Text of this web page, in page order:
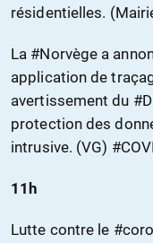
résidentielles.
La #Norvège a
application de
avertissement du
protection des
intrusive. (VG)
11h
Lutte contre le